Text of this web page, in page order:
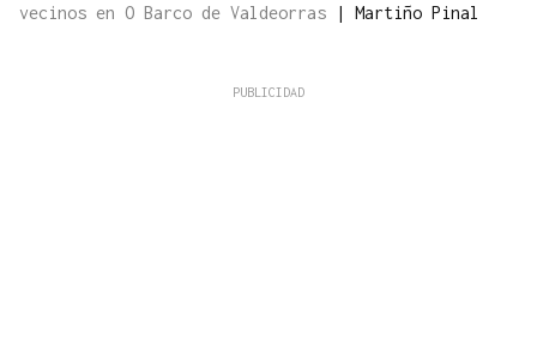
vecinos en O Barco de Valdeorras
| Martiño Pinal